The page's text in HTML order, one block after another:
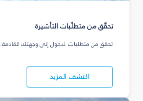
تحقّق من متطلّبات التأشيرة
تحقق من متطلبات الدخول إلى وجهتك القادمة.
اكتشف المزيد